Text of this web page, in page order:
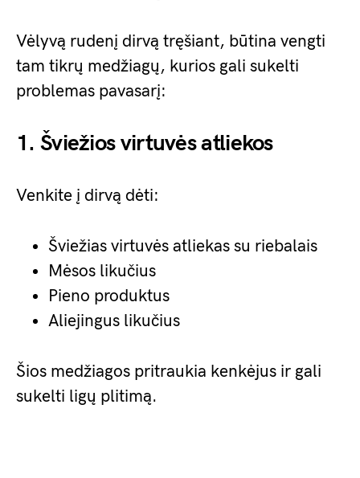
Vėlyvą rudenį dirvą tręšiant, būtina vengti
tam tikrų medžiagų, kurios gali sukelti
problemas pavasarį:
1. Šviežios virtuvės atliekos
Venkite į dirvą dėti:
Šviežias virtuvės atliekas su riebalais
Mėsos likučius
Pieno produktus
Aliejingus likučius
Šios medžiagos pritraukia kenkėjus ir gali
sukelti ligų plitimą.